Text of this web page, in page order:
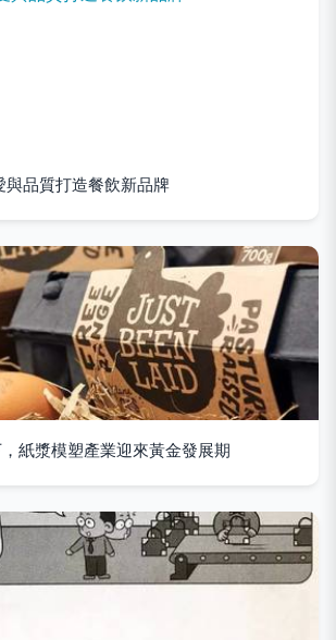
與品質打造餐飲新品牌
紙漿模塑產業迎來黃金發展期